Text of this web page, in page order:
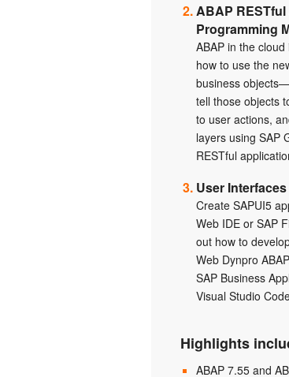
ABAP
Programming
ABAP in the
how to use the
business
tell those objects
to user actions,
layers using SAP
RESTful
User Interfaces
Create SAPUI5
Web IDE or SAP
out how to
Web Dynpro
SAP Business
Visual Studio
Highlights
ABAP 7.55 and